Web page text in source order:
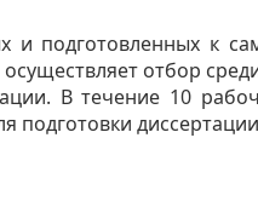
подготовленных к
осуществляет отбор
В течение 10
подготовки